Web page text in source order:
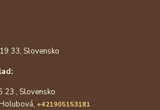
33, Slovensko
23 , Slovensko
+421905153181